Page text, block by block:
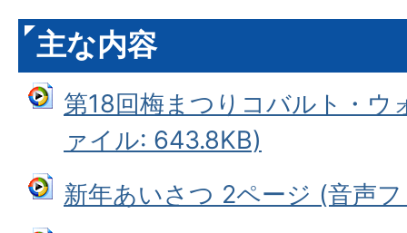
主な内容
第18回梅まつりコバルト・ウ
ァイル: 643.8KB)
新年あいさつ 2ページ (音声